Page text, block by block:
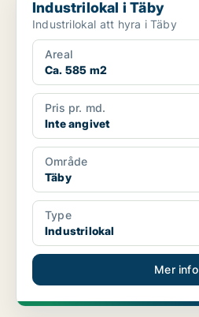
Industrilokal i Täby
Industrilokal att hyra i Täby
Areal
Ca. 585 m2
Pris pr. md.
Inte angivet
Område
Täby
Type
Industrilokal
Mer info